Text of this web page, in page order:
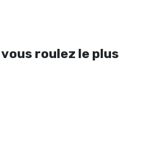
roulez le plus